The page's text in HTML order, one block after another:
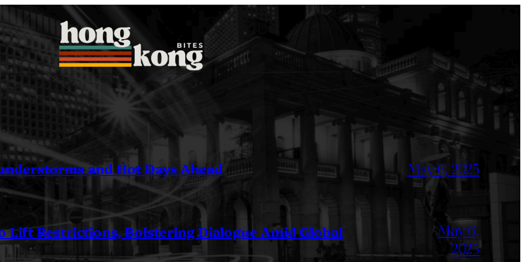
and Hot Days Ahead May 6, 2025
Lift Restrictions, Bolstering Dialogue Amid Global
May 6,
2025